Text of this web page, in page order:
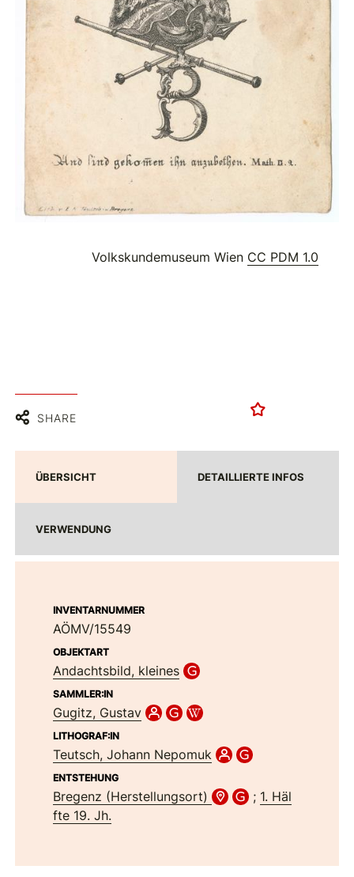
Volkskundemuseum Wien CC PDM 1.0
SHARE
ÜBERSICHT DETAILLIERTE INFOS
VERWENDUNG
INVENTARNUMMER
AÖMV/15549
OBJEKTART
Andachtsbild, kleines
SAMMLER:IN
Gugitz, Gustav
LITHOGRAF:IN
Teutsch, Johann Nepomuk
ENTSTEHUNG
Bregenz (Herstellungsort) ; 1. Häl
fte 19. Jh.